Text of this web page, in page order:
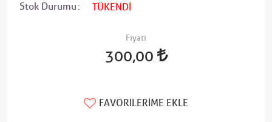
Stok Durumu
TÜKENDİ
Fiyatı
300,00
FAVORILERIME EKLE